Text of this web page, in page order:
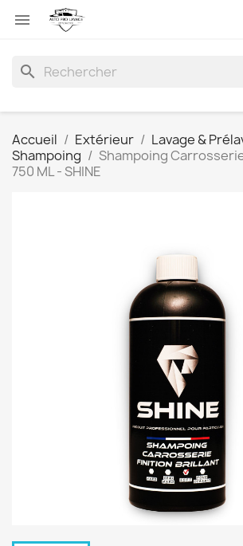

search
Accueil Extérieur
Lavage &
Shampoing
Shampoing
750 ML - SHINE